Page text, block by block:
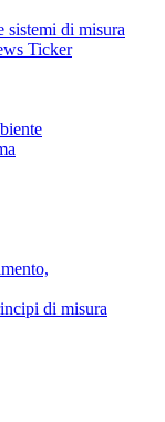
sistemi di misura
Ticker
di misura